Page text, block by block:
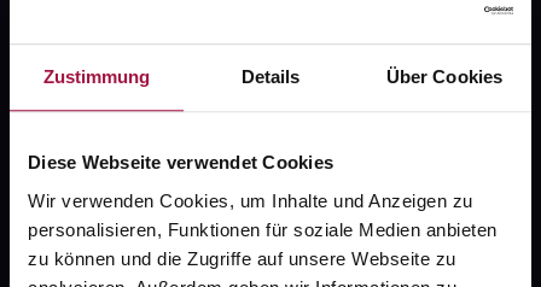
Zustimmung Details Über Cookies
Diese Webseite verwendet Cookies
Wir verwenden Cookies, um Inhalte und Anzeigen zu
personalisieren, Funktionen für soziale Medien anbieten
zu können und die Zugriffe auf unsere Webseite zu
Datenschutz
AGB
Impressum